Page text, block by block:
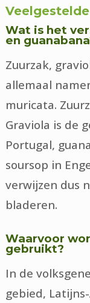
Wat is het
en
Zuurzak,
allemaal
muricata.
Graviola is de
Portugal,
soursop in
verwijzen dus
bladeren.
Waarvoor
gebruikt?
In de
gebied,